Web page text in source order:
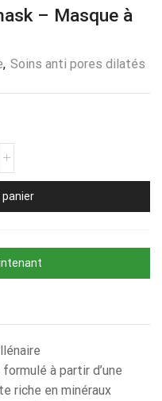
– Masque à
, Soins anti pores dilatés
à partir d’une
riche en minéraux